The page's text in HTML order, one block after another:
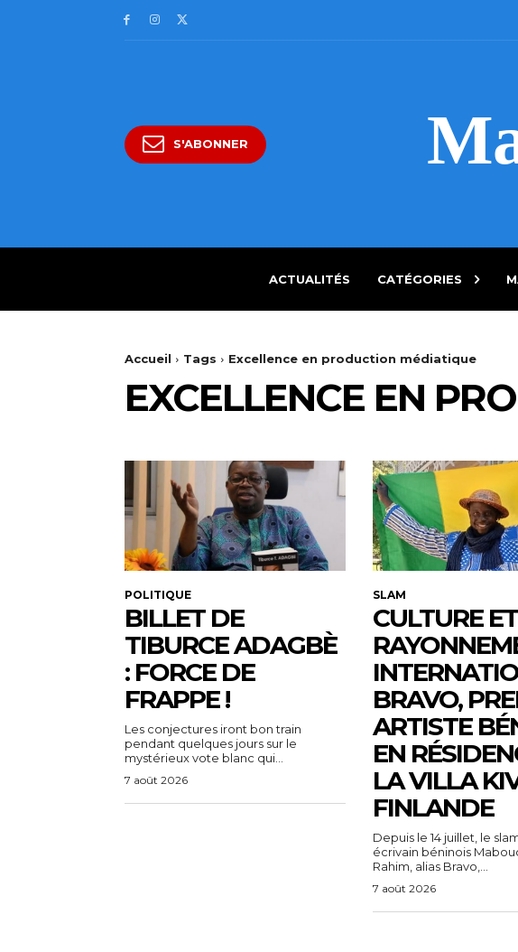
S'ABONNER
ACTUALITÉS CATÉGORIES
Accueil Tags Excellence en production médiatique
EXCELLENCE EN
POLITIQUE
BILLET DE
TIBURCE ADAGBÈ
: FORCE DE
FRAPPE !
Les conjectures iront bon train
pendant quelques jours sur le
mystérieux vote blanc qui...
7 août 2026
SLAM
CULTURE ET
BRAVO,
ARTISTE
EN
LA VILLA
FINLANDE
Depuis le 14 juillet, le
écrivain béninois
Rahim, alias Bravo,...
7 août 2026